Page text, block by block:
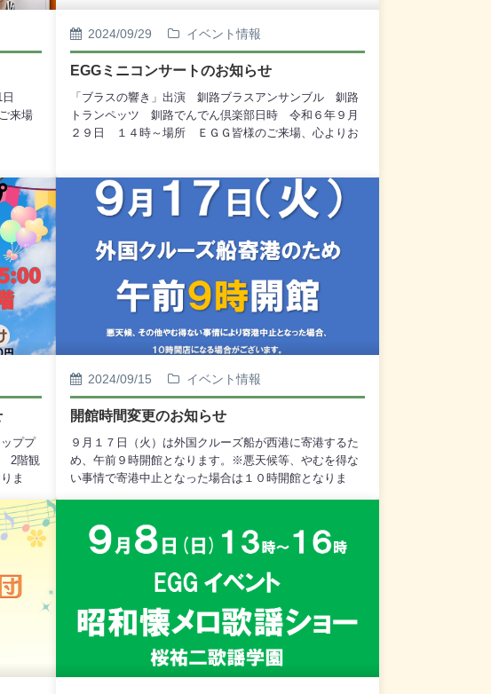
来場
2024/09/29 イベント情報
EGGミニコンサートのお知らせ
「ブラスの響き」出演 釧路ブラスアンサンブル 釧路
トランペッツ 釧路でんでん倶楽部日時 令和６年９月
２９日 １４時～場所 ＥＧＧ皆様のご来場、心よりお
ププ
2階観
ま
2024/09/15 イベント情報
開館時間変更のお知らせ
９月１７日（火）は外国クルーズ船が西港に寄港するた
め、午前９時開館となります。※悪天候等、やむを得な
い事情で寄港中止となった場合は１０時開館となりま